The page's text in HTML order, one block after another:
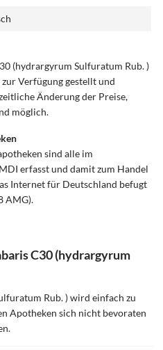
(hydrargyrum Sulfuratum Rub. )
Verfügung gestellt und
Änderung der Preise,
möglich.
sind alle im
erfasst und damit zum Handel
Internet für Deutschland befugt
AMG).
C30 (hydrargyrum
Rub. ) wird einfach zu
Apotheken sich nicht bevoraten